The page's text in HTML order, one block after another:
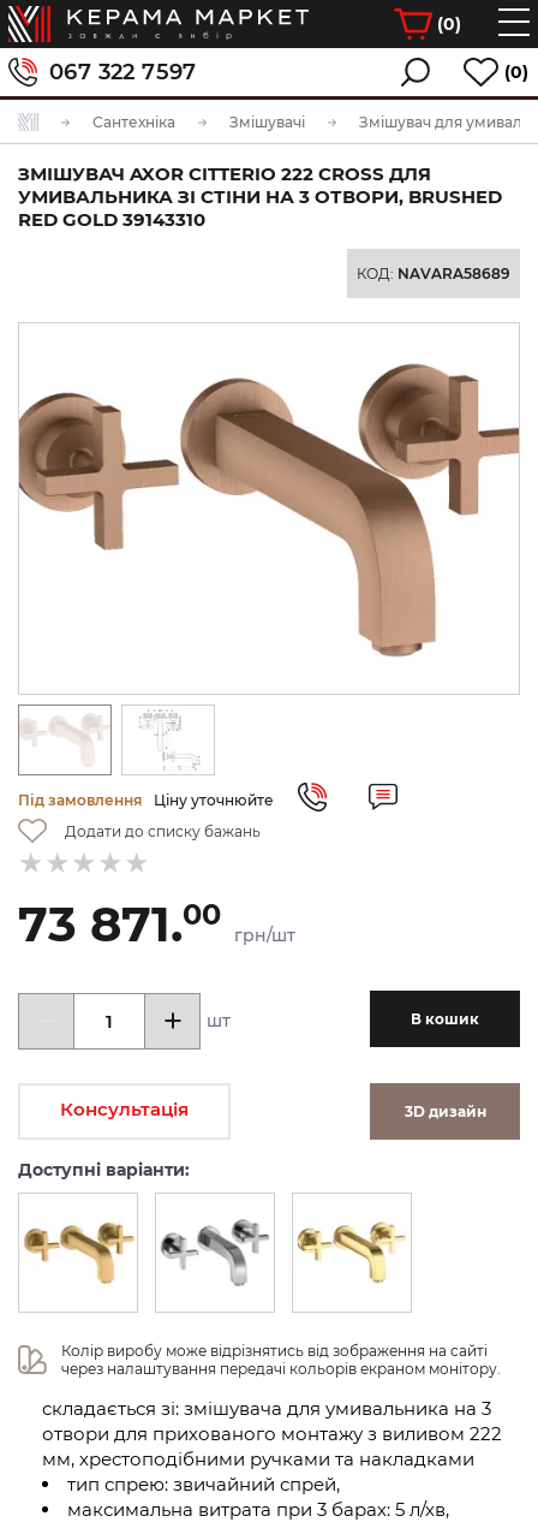
(0)
067 322 7597 (0)
Сантехніка Змішувачі Змішувач для
ЗМІШУВАЧ AXOR CITTERIO 222 CROSS ДЛЯ
УМИВАЛЬНИКА ЗІ СТІНИ НА 3 ОТВОРИ, BRUSHED
RED GOLD 39143310
КОД: NAVARA58689
Під замовлення
Ціну уточнюйте
Додати до списку бажань
73 871.00
грн/шт
шт В кошик
Консультація 3D дизайн
Доступні варіанти:
Колір виробу може відрізнятись від зображення на сайті
через налаштування передачі кольорів екраном монітору.
складається зі: змішувача для умивальника на 3
отвори для прихованого монтажу з виливом 222
мм, хрестоподібними ручками та накладками
тип спрею: звичайний спрей,
максимальна витрата при 3 барах: 5 л/хв,